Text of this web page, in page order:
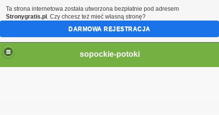
sopockie-potoki
Ta strona internetowa została utworzona bezpłatnie pod adresem
Stronygratis.pl . Czy chcesz też mieć własną stronę?
DARMOWA REJESTRACJA